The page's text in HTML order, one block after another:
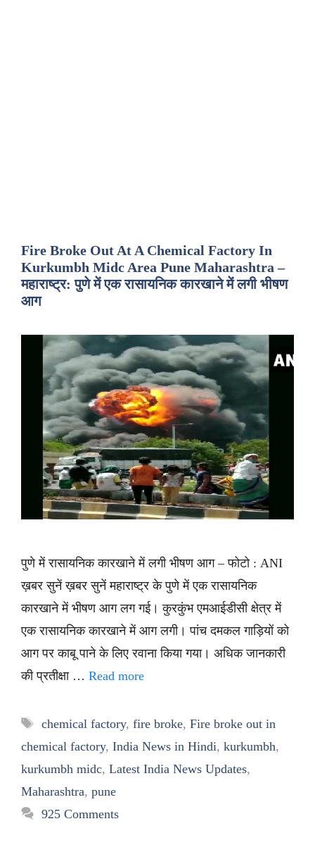
Fire Broke Out At A Chemical Factory In
Kurkumbh Midc Area Pune Maharashtra –
महाराष्ट्र: पुणे में एक रासायनिक कारखाने में लगी भीषण
आग
पुणे में रासायनिक कारखाने में लगी भीषण आग – फोटो : ANI
ख़बर सुनें ख़बर सुनें महाराष्ट्र के पुणे में एक रासायनिक
कारखाने में भीषण आग लग गई। कुरकुंभ एमआईडीसी क्षेत्र में
एक रासायनिक कारखाने में आग लगी। पांच दमकल गाड़ियों को
आग पर काबू पाने के लिए रवाना किया गया। अधिक जानकारी
की प्रतीक्षा … Read more
Tags
chemical factory, fire broke, Fire broke out in
chemical factory, India News in Hindi, kurkumbh,
kurkumbh midc, Latest India News Updates,
Maharashtra, pune
925 Comments